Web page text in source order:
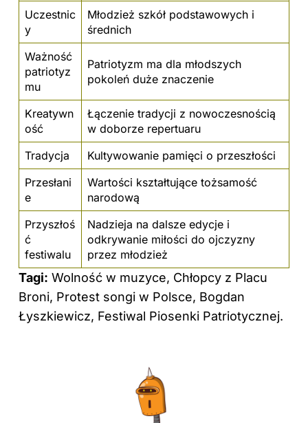
Uczestnic
y
Młodzież szkół podstawowych i
średnich
Ważność
patriotyz
mu
Patriotyzm ma dla młodszych
pokoleń duże znaczenie
Kreatywn
ość
Łączenie tradycji z nowoczesnością
w doborze repertuaru
Tradycja
Kultywowanie pamięci o przeszłości
Przesłani
e
Wartości kształtujące tożsamość
narodową
Przyszłoś
ć
festiwalu
Nadzieja na dalsze edycje i
odkrywanie miłości do ojczyzny
przez młodzież
Tagi: Wolność w muzyce, Chłopcy z Placu
Broni, Protest songi w Polsce, Bogdan
Łyszkiewicz, Festiwal Piosenki Patriotycznej.